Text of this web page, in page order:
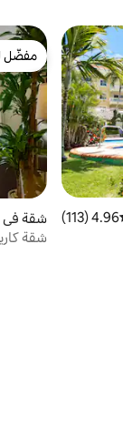
التقييم 4.96 من 5، 113 مراجعات
4.96 (113)
مفضّل
مفضّل
شقة في San Pedro de Macorís
شقة